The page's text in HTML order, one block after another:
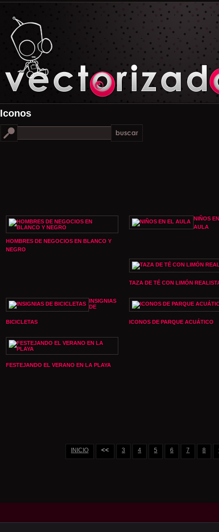
Iconos
HOMBRES DE NEGOCIOS EN BLANCO Y
NEGRO
NIÑOS
AULA
TAZA DE TÉ CON LIMÓN
INSIGNIAS
DE
BICICLETAS ICONOS DE PARQUE ACUÁTICO
FESTEJANDO EL VERANO EN LA PLAYA
INICIO << 3 4 5 6 7 8